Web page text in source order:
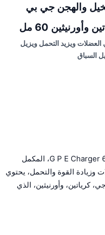
والهجن جي بي
ويزيد التحمل ويزيل
السباق
احصل على أقصى أداء لخيلك مع G P E Charger 60ml، المكمل
وزيادة القوة والتحمل، يحتوي
كرياتين، وأورنيثين، الذي
من العضلات، مما يعزز قدرة
في السباقات والتدريبات